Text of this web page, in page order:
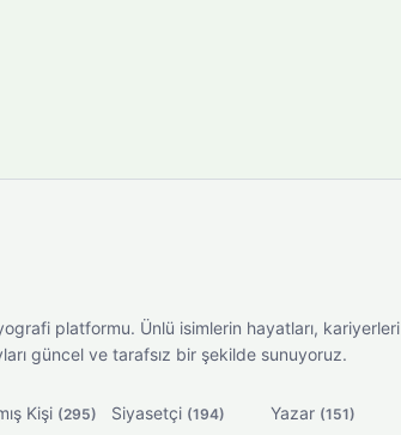
platformu. Ünlü isimlerin hayatları, kariyerleri
güncel ve tarafsız bir şekilde sunuyoruz.
Kişi (295) Siyasetçi (194) Yazar (151)